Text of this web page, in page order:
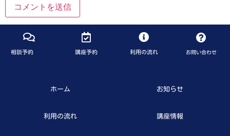
相談予約 講座予約 利用の流れ お問い合わせ
ホーム お知らせ
利用の流れ 講座情報